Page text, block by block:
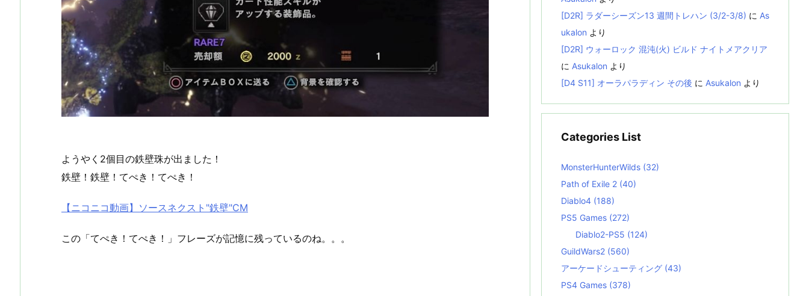
ようやく2個目の鉄壁珠が出ました！
鉄壁！鉄壁！てぺき！てぺき！
【ニコニコ動画】ソースネクスト"鉄壁"CM
この「てぺき！てぺき！」フレーズが記憶に残っているのね。。。
[D2R] ラダーシーズン13 週間トレハン (3/2-3/8) に As
ukalon より
[D2R] ウォーロック 混沌(火) ビルド ナイトメアクリア
に Asukalon より
[D4 S11] オーラパラディン その後 に Asukalon より
Categories List
MonsterHunterWilds (32)
Path of Exile 2 (40)
Diablo4 (188)
PS5 Games (272)
Diablo2-PS5 (124)
GuildWars2 (560)
アーケードシューティング (43)
PS4 Games (378)